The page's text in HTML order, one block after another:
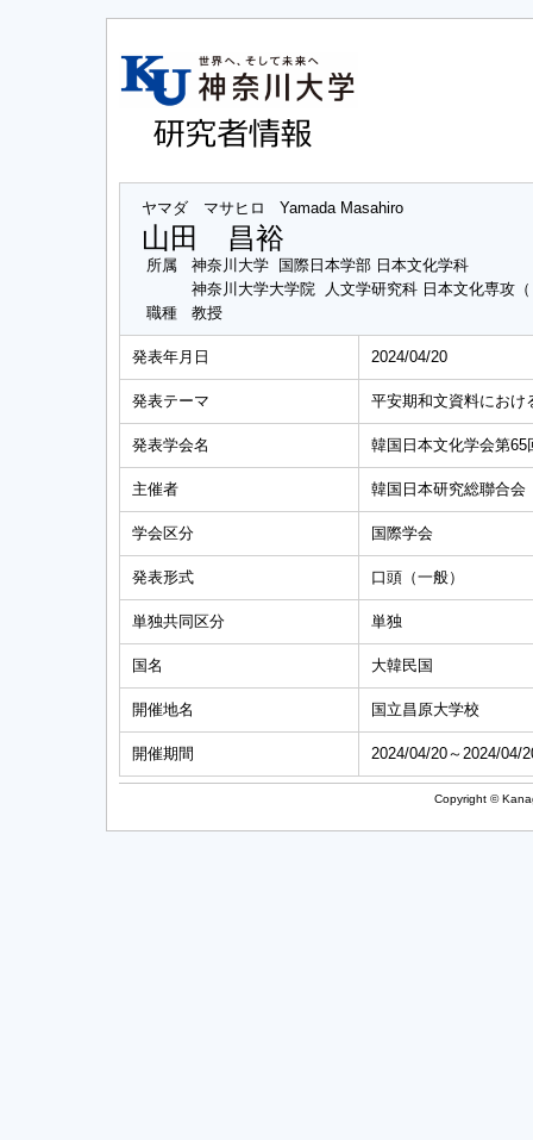
ヤマダ マサヒロ Yamada Masahiro
山田 昌裕
所属
神奈川大学 国際日本学部 日本文化学科
神奈川大学大学院 人文学研究科 日本文化専攻
職種
教授
発表年月日 2024/04/20
発表テーマ 平安期和文資料にお
発表学会名 韓国日本文化学会第
主催者 韓国日本研究総聯合会
学会区分 国際学会
発表形式 口頭（一般）
単独共同区分 単独
国名 大韓民国
開催地名 国立昌原大学校
開催期間 2024/04/20～2024/04/
Copyright ©